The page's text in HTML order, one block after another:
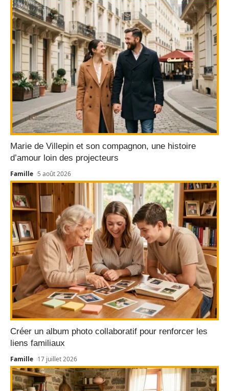
Marie de Villepin et son compagnon, une histoire
d’amour loin des projecteurs
Famille 5 août 2026
Créer un album photo collaboratif pour renforcer les
liens familiaux
Famille 17 juillet 2026